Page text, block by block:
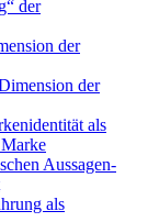
der
der
der
als
Aussagen-
als